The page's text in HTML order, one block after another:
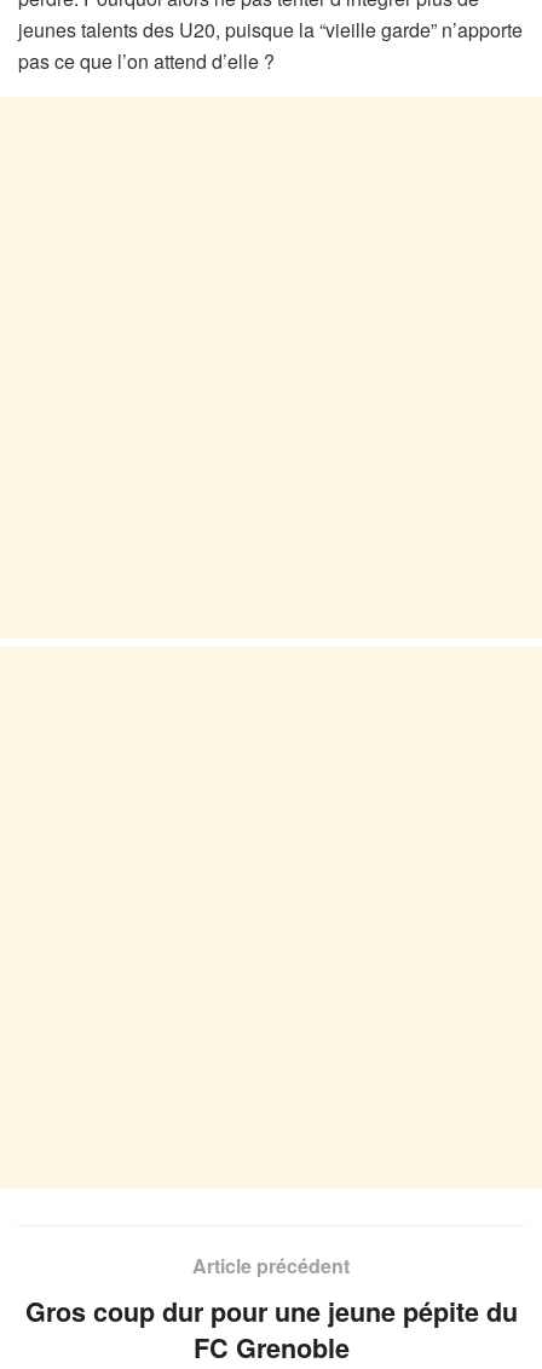
jeunes talents des U20, puisque la “vieille garde” n’apporte
pas ce que l’on attend d’elle ?
Article précédent
Gros coup dur pour une jeune pépite du
FC Grenoble